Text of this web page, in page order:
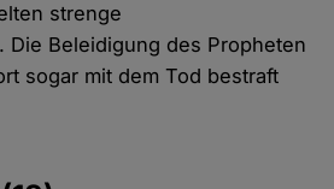
strenge
Die Beleidigung des Propheten
sogar mit dem Tod bestraft